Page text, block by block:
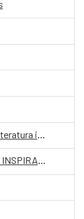
CLUB DE LECTURA: EDICIÓN ESPECIAL INSPIRADORAS